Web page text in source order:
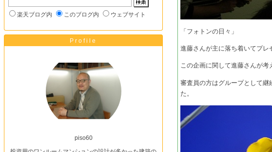
楽天ブログ内 このブログ内 ウェブサイト
Profile
piso60
「フォトンの日々」
進藤さんが主に落ち着いてプレ
この企画に関して進藤さんが考
審査員の方はグループとして
た。